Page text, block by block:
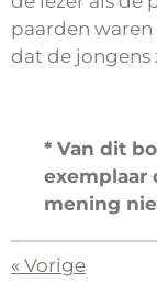
paarden
dat de jongens
* Van dit
exemplaar
mening
« Vorige